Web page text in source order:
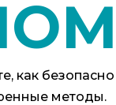
как
методы.